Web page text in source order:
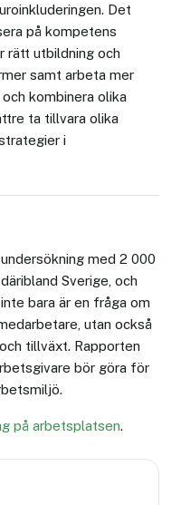
Det
på kompetens
rätt utbildning och
samt arbeta mer
kombinera olika
ta tillvara olika
i
med 2 000
Sverige, och
bara är en fråga om
utan också
tillväxt. Rapporten
bör göra för
på arbetsplatsen.